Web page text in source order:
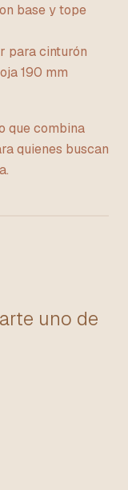
base y tope
para cinturón
190 mm
que combina
quienes buscan
uno de